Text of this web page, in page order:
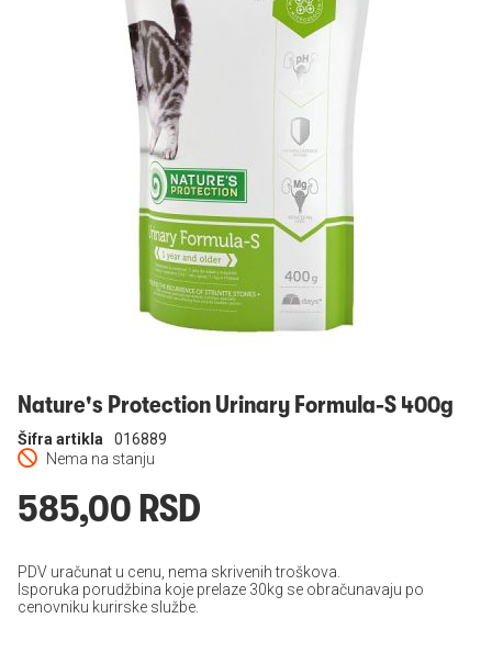
Nature's Protection Urinary Formula-S 400g
Nema na stanju
Šifra artikla 016889
585,00 RSD
PDV uračunat u cenu, nema skrivenih troškova.
Isporuka porudžbina koje prelaze 30kg se obračunavaju po
cenovniku kurirske službe.